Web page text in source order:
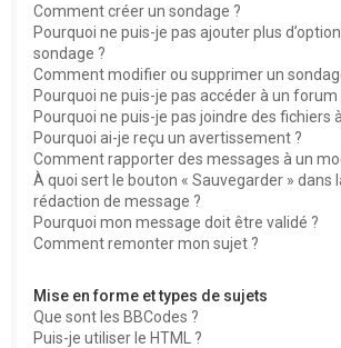
Comment créer un sondage ?
Pourquoi ne puis-je pas ajouter plus
sondage ?
Comment modifier ou supprimer un
Pourquoi ne puis-je pas accéder à un forum
Pourquoi ne puis-je pas joindre des fichiers
Pourquoi ai-je reçu un avertissement ?
Comment rapporter des messages à un
À quoi sert le bouton « Sauvegarder » dans
rédaction de message ?
Pourquoi mon message doit être validé ?
Comment remonter mon sujet ?
Mise en forme et types de sujets
Que sont les BBCodes ?
Puis-je utiliser le HTML ?